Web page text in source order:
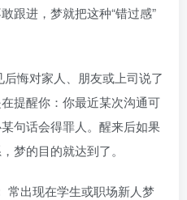
跟进，梦就把这种“错过感”
后悔对家人、朋友或上司说了
提醒你：你最近某次沟通可
句话会得罪人。醒来后如果
梦的目的就达到了。
常出现在学生或职场新人梦